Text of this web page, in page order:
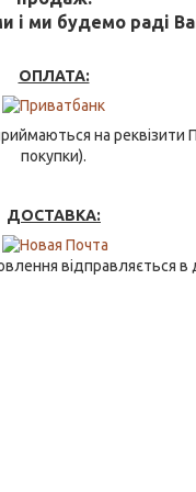
і ми будемо раді
ОПЛАТА:
на реквізити
покупки).
ДОСТАВКА:
відправляється в